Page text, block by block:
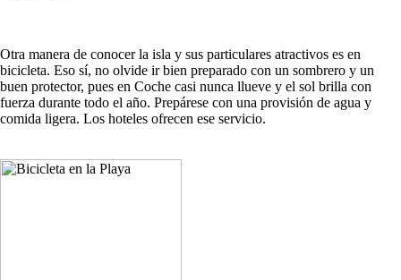
Otra manera de conocer la isla y sus particulares atractivos es en
bicicleta. Eso sí, no olvide ir bien preparado con un sombrero y un
buen protector, pues en Coche casi nunca llueve y el sol brilla con
fuerza durante todo el año. Prepárese con una provisión de agua y
comida ligera. Los hoteles ofrecen ese servicio.